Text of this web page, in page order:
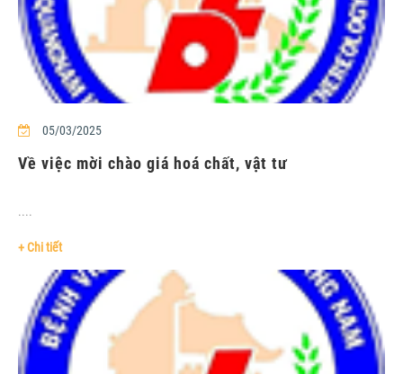
05/03/2025
Về việc mời chào giá hoá chất, vật tư
....
+ Chi tiết